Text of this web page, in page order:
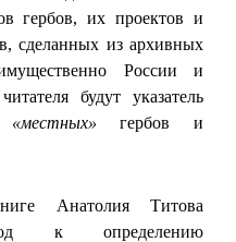
гербов, их проектов и
сделанных из архивных
России и
будут указатель
«местных» гербов и
Анатолия Титова
к определению